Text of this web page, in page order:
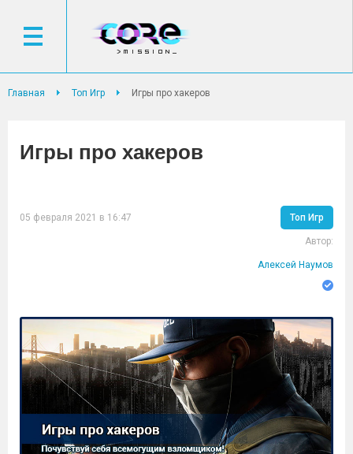
Главная Топ Игр Игры про хакеров
Игры про хакеров
05 февраля 2021 в 16:47 Топ Игр
Автор:
Алексей Наумов